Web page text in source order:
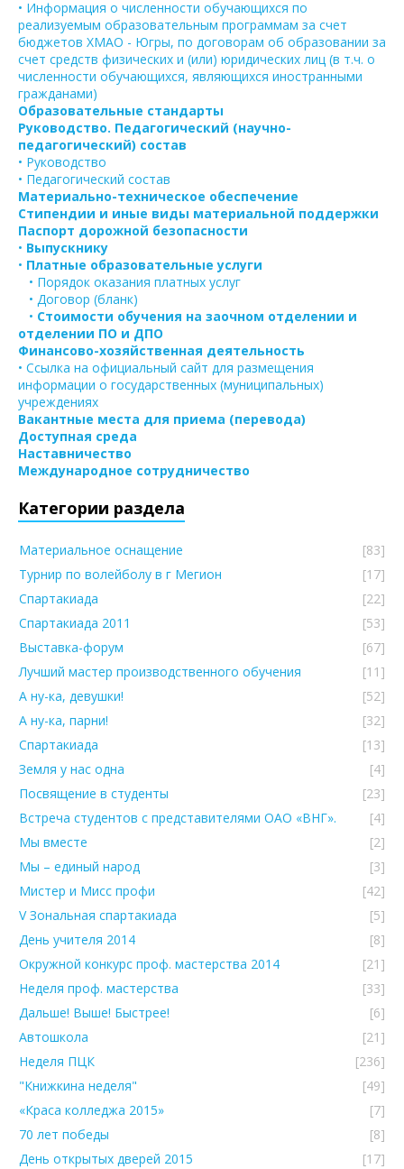
• Информация о численности обучающихся по
реализуемым образовательным программам за счет
бюджетов ХМАО - Югры, по договорам об образовании за
счет средств физических и (или) юридических лиц (в т.ч. о
численности обучающихся, являющихся иностранными
гражданами)
Образовательные стандарты
Руководство. Педагогический (научно-
педагогический) состав
• Руководство
• Педагогический состав
Материально-техническое обеспечение
Стипендии и иные виды материальной поддержки
Паспорт дорожной безопасности
• Выпускнику
• Платные образовательные услуги
• Порядок оказания платных услуг
• Договор (бланк)
• Стоимости обучения на заочном отделении и
отделении ПО и ДПО
Финансово-хозяйственная деятельность
• Ссылка на официальный сайт для размещения
информации о государственных (муниципальных)
учреждениях
Вакантные места для приема (перевода)
Доступная среда
Наставничество
Международное сотрудничество
Категории раздела
Материальное оснащение
[83]
Турнир по волейболу в г Мегион
[17]
Спартакиада
[22]
Спартакиада 2011
[53]
Выставка-форум
[67]
Лучший мастер производственного обучения
[11]
А ну-ка, девушки!
[52]
А ну-ка, парни!
[32]
Спартакиада
[13]
Земля у нас одна
[4]
Посвящение в студенты
[23]
Встреча студентов с представителями ОАО «ВНГ».
[4]
Мы вместе
[2]
Мы – единый народ
[3]
Мистер и Мисс профи
[42]
V Зональная спартакиада
[5]
День учителя 2014
[8]
Окружной конкурс проф. мастерства 2014
[21]
Неделя проф. мастерства
[33]
Дальше! Выше! Быстрее!
[6]
Автошкола
[21]
Неделя ПЦК
[236]
"Книжкина неделя"
[49]
«Краса колледжа 2015»
[7]
70 лет победы
[8]
День открытых дверей 2015
[17]